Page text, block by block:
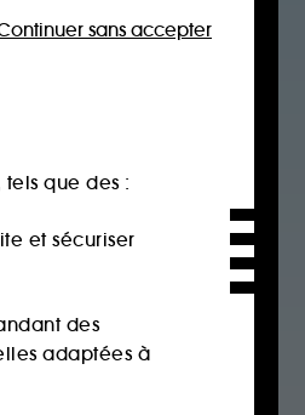
que des :
et sécuriser
des
adaptées à
sans accepter